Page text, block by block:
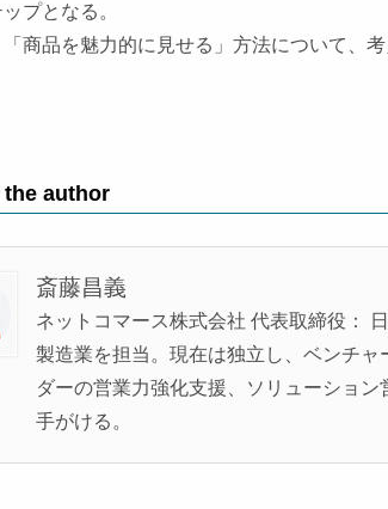
プとなる。
「商品を魅力的に見せる」方法について、考
author
斎藤昌義
ネットコマース株式会社 代表取締役：
製造業を担当。現在は独立し、ベンチ
ダーの営業力強化支援、ソリューショ
手がける。